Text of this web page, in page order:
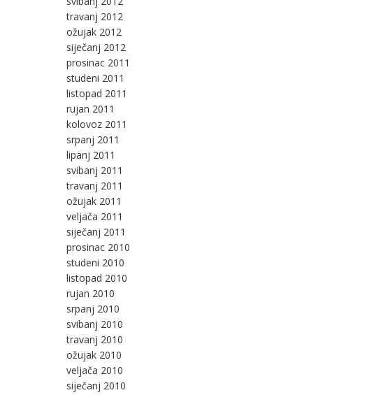
travanj 2012
ožujak 2012
siječanj 2012
prosinac 2011
studeni 2011
listopad 2011
rujan 2011
kolovoz 2011
srpanj 2011
lipanj 2011
svibanj 2011
travanj 2011
ožujak 2011
veljača 2011
siječanj 2011
prosinac 2010
studeni 2010
listopad 2010
rujan 2010
srpanj 2010
svibanj 2010
travanj 2010
ožujak 2010
veljača 2010
siječanj 2010